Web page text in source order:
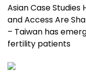
Asian Case Studies
and Access Are
– Taiwan has
fertility patients